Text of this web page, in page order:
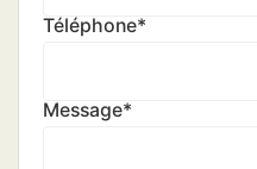
Téléphone*
Message*